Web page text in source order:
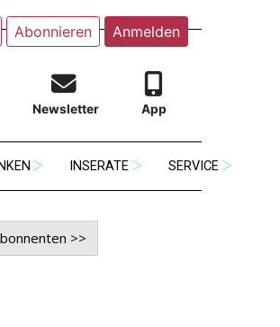
Abonnieren Anmelden
Newsletter App
INSERATE SERVICE